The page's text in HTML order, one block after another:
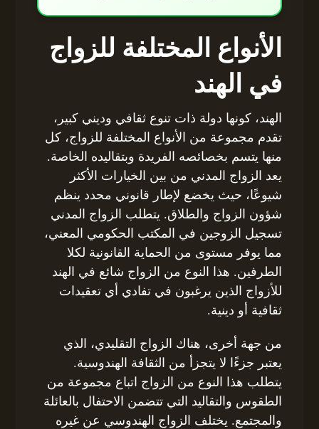
الأنواع المختلفة للزواج
في الهند
الهند، كونها دولة ذات تنوع ثقافي وديني كبير،
تقدم مجموعة من الأنواع المختلفة للزواج، كل
منها يتسم بخصائصه الفريدة وبتقاليده الخاصة.
يعد الزواج المدني من بين الخيارات الأكثر
شيوعًا، حيث يخضع لإطار قانوني محدد ينظم
شؤون الزواج والطلاق. يتطلب الزواج المدني
تسجيل الزوجين في المكتب الحكومي المعني،
مما يوفر مستوى من الحماية القانونية لكلا
الطرفين. هذا النوع من الزواج شائع في الهند
للأزواج الذين يرغبون في تفادي أي تعقيدات
ثقافية أو دينية.
من جهة أخرى، هناك الزواج التقليدي، الذي
يعتبر جزءًا لا يتجزأ من الثقافة الهندوسية.
يتطلب هذا النوع من الزواج اتباع مجموعة من
الطقوس والتقاليد التي تتضمن الاحتفال بالعائلة
والمجتمع. يختلف الزواج الهندوسي عن غيره